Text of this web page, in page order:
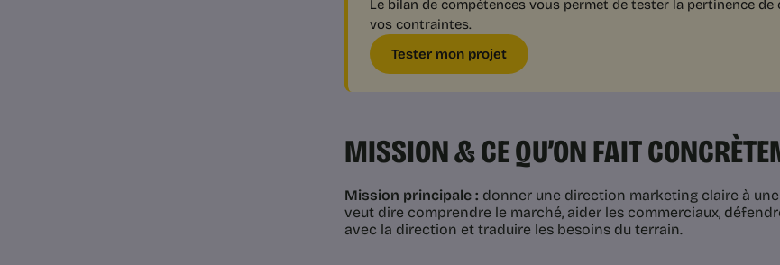
Le bilan de compétences vous permet de tester la pertinence
vos contraintes.
Tester mon projet
MISSION & CE QU’ON FAIT
Mission principale : donner une direction marketing claire à
veut dire comprendre le marché, aider les commerciaux,
avec la direction et traduire les besoins du terrain.